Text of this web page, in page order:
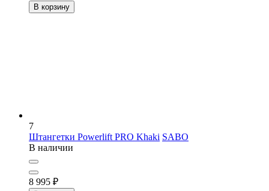
В корзину
7
Штангетки Powerlift PRO Khaki SABO
В наличии
8 995 ₽